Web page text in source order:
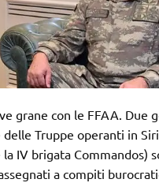
grane con le FFAA. Due
Truppe operanti in
IV brigata Commandos)
a compiti